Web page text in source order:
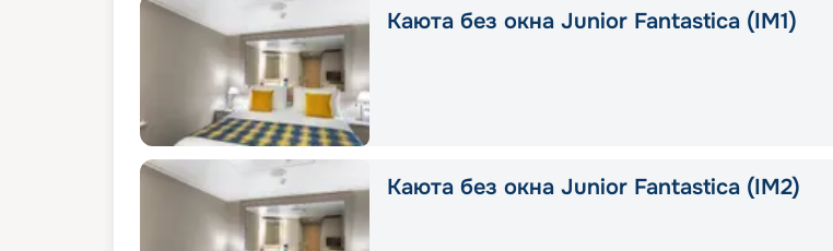
Каюта без окна Junior Fantastica (IM1)
Каюта без окна Junior Fantastica (IM2)